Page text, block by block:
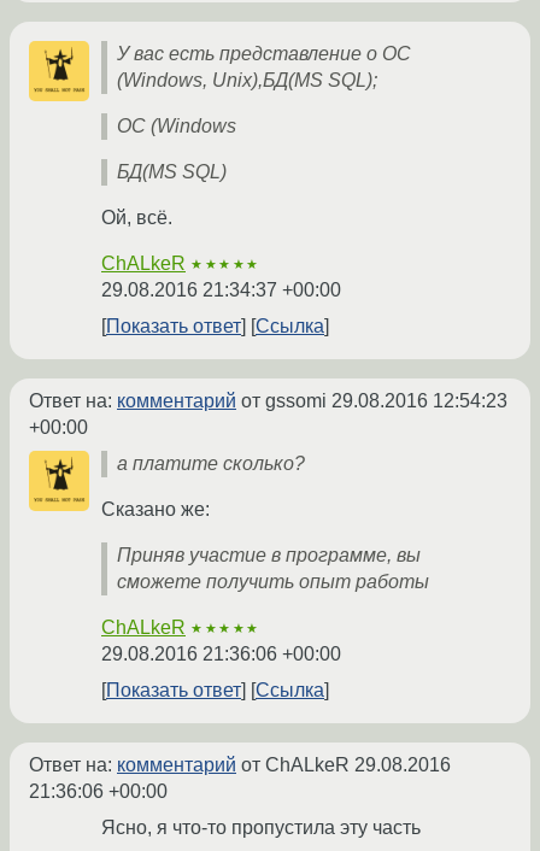
У вас есть представление о ОС
(Windows, Unix),БД(MS SQL);
ОС (Windows
БД(MS SQL)
Ой, всё.
ChALkeR ★★★★★
29.08.2016 21:34:37 +00:00
Показать ответ
Ссылка
Ответ на: комментарий от gssomi 29.08.2016 12:54:23
+00:00
а платите сколько?
Сказано же:
Приняв участие в программе, вы
сможете получить опыт работы
ChALkeR ★★★★★
29.08.2016 21:36:06 +00:00
Показать ответ
Ссылка
Ответ на: комментарий от ChALkeR 29.08.2016
21:36:06 +00:00
Ясно, я что-то пропустила эту часть